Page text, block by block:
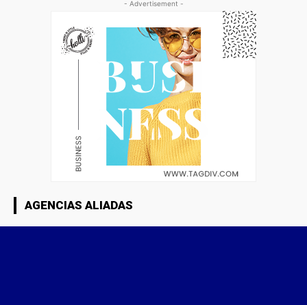
- Advertisement -
AGENCIAS ALIADAS